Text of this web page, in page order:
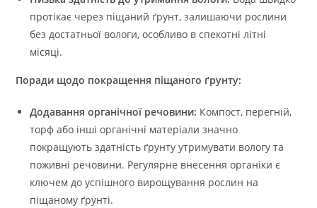
протікає через піщаний ґрунт, залишаючи рослини
без достатньої вологи, особливо в спекотні літні
місяці.
Поради щодо покращення піщаного ґрунту:
Додавання органічної речовини: Компост, перегній,
торф або інші органічні матеріали значно
покращують здатність ґрунту утримувати вологу та
поживні речовини. Регулярне внесення органіки є
ключем до успішного вирощування рослин на
піщаному ґрунті.